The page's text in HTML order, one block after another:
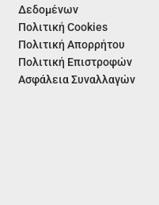
Δεδομένων
Πολιτική Cookies
Πολιτική Απορρήτου
Πολιτική Επιστροφών
Ασφάλεια Συναλλαγών